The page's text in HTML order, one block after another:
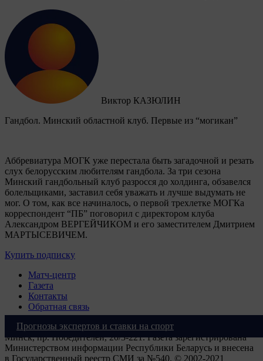
Виктор КАЗЮЛИН
Гандбол. Минский областной клуб. Первые из “могикан”
Аббревиатура МОГК уже перестала быть загадочной и резать
слух белорусским любителям гандбола. За три сезона
Минский гандбольный клуб разросся до холдинга, обзавелся
болельщиками, заставил себя уважать и лучше выдумать не
мог. О том, как все начиналось, о первой трехлетке МОГКа
корреспондент “ПБ” поговорил с директором клуба
Александром ВЕРГЕЙЧИКОМ и его заместителем Дмитрием
МАРТЫСЕВИЧЕМ.
Купить подписку
Матч-центр
Газета
Контакты
Обратная связь
ООО "Прессбол-91", УНП 191094987, Республика Беларусь, г.
Минск, пр. Победителей, 20/3-221. Газета зарегистрирована
Министерством информации Республики Беларусь и внесена
в Государственный реестр СМИ за №540. © 2002-2021
Прогнозы экспертов и ставки на спорт